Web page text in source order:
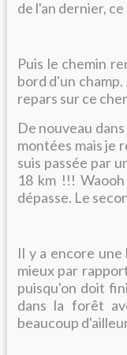
de l'an dernier,
Puis le chemin
bord d'un
repars sur ce
De nouveau
montées mais je
suis passée par
18 km !!!
dépasse. Le
Il y a encore
mieux par
puisqu'on doit
dans la forêt
beaucoup